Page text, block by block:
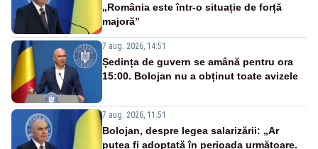
„România este într-o situație de forță
majoră”
7 aug. 2026, 14:51
Ședința de guvern se amână pentru ora
15:00. Bolojan nu a obținut toate avizele
7 aug. 2026, 11:51
Bolojan, despre legea salarizării: „Ar
putea fi adoptată în perioada următoare.